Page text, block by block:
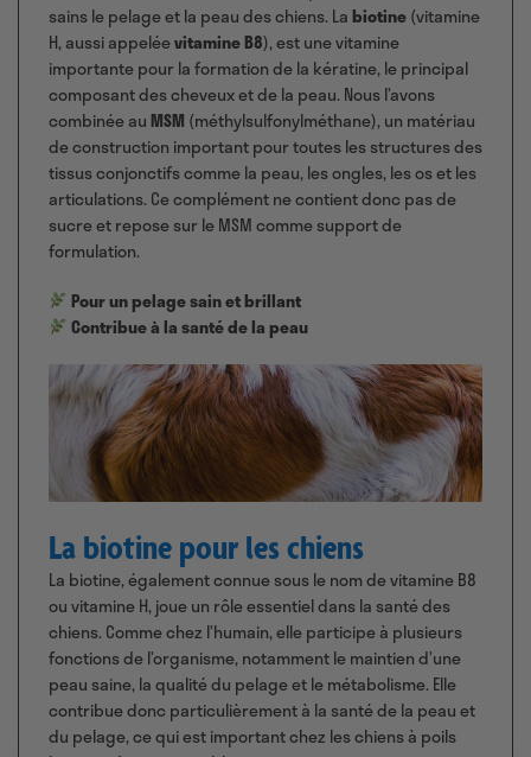
sains le pelage et la peau des chiens. Labiotine(vitamine
H, aussi appeléevitamine B8), est une vitamine
importante pour la formation de la kératine, le principal
composant des cheveux et de la peau. Nous l’avons
combinée auMSM (méthylsulfonylméthane), un matériau
de construction important pour toutes les structures des
tissus conjonctifs comme la peau, les ongles, les os et les
articulations. Ce complément ne contient donc pas de
sucre et repose sur le MSM comme support de
formulation.
Pour un pelage sain et brillant
Contribue à la santé de la peau
La biotine pour les chiens
La biotine, également connue sous le nom de vitamine B8
ou vitamine H, joue un rôle essentiel dans la santé des
chiens. Comme chez l’humain, elle participe à plusieurs
fonctions de l’organisme, notamment le maintien d’une
peau saine, la qualité du pelage et le métabolisme. Elle
contribue donc particulièrement à la santé de la peau et
du pelage, ce qui est important chez les chiens à poils